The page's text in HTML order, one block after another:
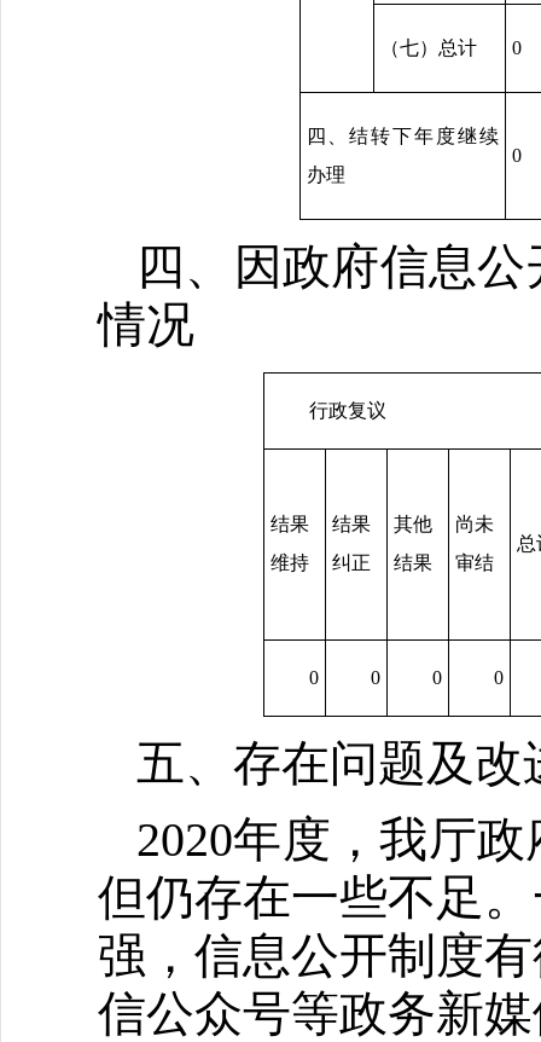
（七）总计 0
四、结转下年度继续
办理
0
四、因政府信息
情况
行政复议
结果
维持
结果
纠正
其他
结果
尚未
审结
总
0 0 0 0
五、存在问题及改
2020年度，我厅
但仍存在一些不足
强，信息公开制度
信公众号等政务新